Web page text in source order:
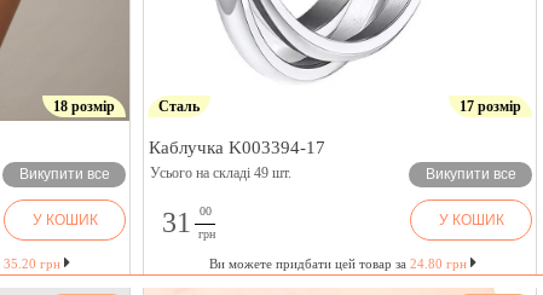
18 розмір
Викупити все
У КОШИК
35.20 грн
17 розмір
Сталь
Каблучка K003394-17
Усього на складі 49 шт. Викупити все
31
00
грн
У КОШИК
Ви можете придбати цей товар за 24.80 грн